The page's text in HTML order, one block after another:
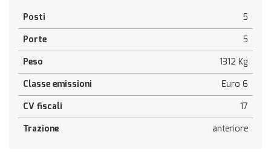
Posti
5
Porte
5
Peso
1312 Kg
Classe emissioni
Euro 6
CV fiscali
17
Trazione
anteriore